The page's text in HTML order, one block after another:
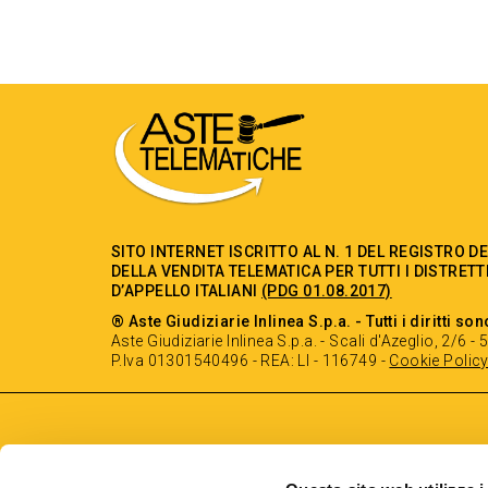
SITO INTERNET ISCRITTO AL N. 1 DEL REGISTRO
DELLA VENDITA TELEMATICA PER TUTTI I
D’APPELLO ITALIANI (PDG 01.08.2017)
® Aste Giudiziarie Inlinea S.p.a. - Tutti i diritti
Aste Giudiziarie Inlinea S.p.a. - Scali d'Azeglio, 2/6 -
P.Iva 01301540496 - REA: LI - 116749 - Cookie Policy